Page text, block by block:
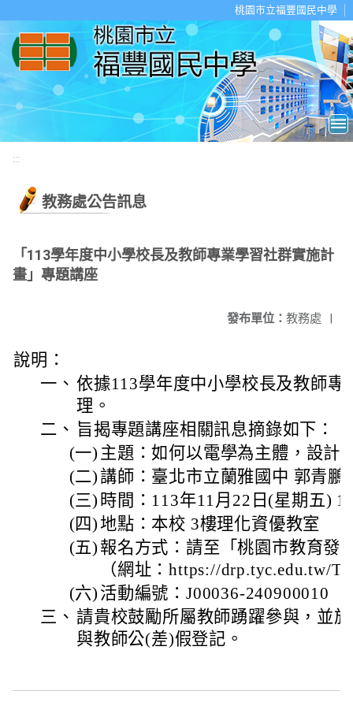
桃園市立福豐國民中學
:::
教務處公告訊息
「113學年度中小學校長及教師專業學習社群實施計
畫」專題講座
發布單位： 教務處 |
說明：
一、 依據113學年度中小學校長及教師專
理。
二、 旨揭專題講座相關訊息摘錄如下：
(一) 主題：如何以電學為主體，設計
(二)講師：臺北市立蘭雅國中 郭青鵬
(三) 時間：113年11月22日(星期五)
(四)地點：本校 3樓理化資優教室
(五) 報名方式：請至「桃園市教育發
（網址：https://drp.tyc.edu.tw/
(六) 活動編號：J00036-240900010
三、 請貴校鼓勵所屬教師踴躍參與，並
與教師公(差)假登記。